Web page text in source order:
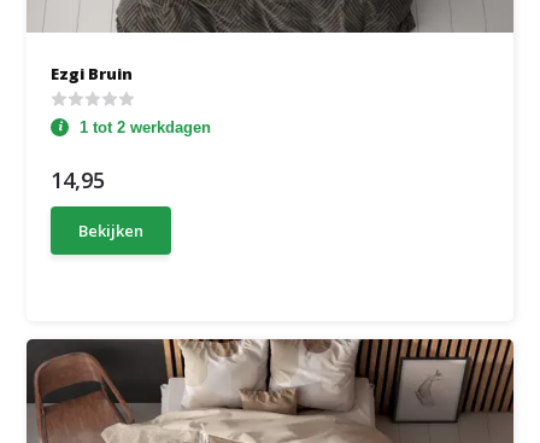
Ezgi Bruin
1 tot 2 werkdagen
14,95
Bekijken